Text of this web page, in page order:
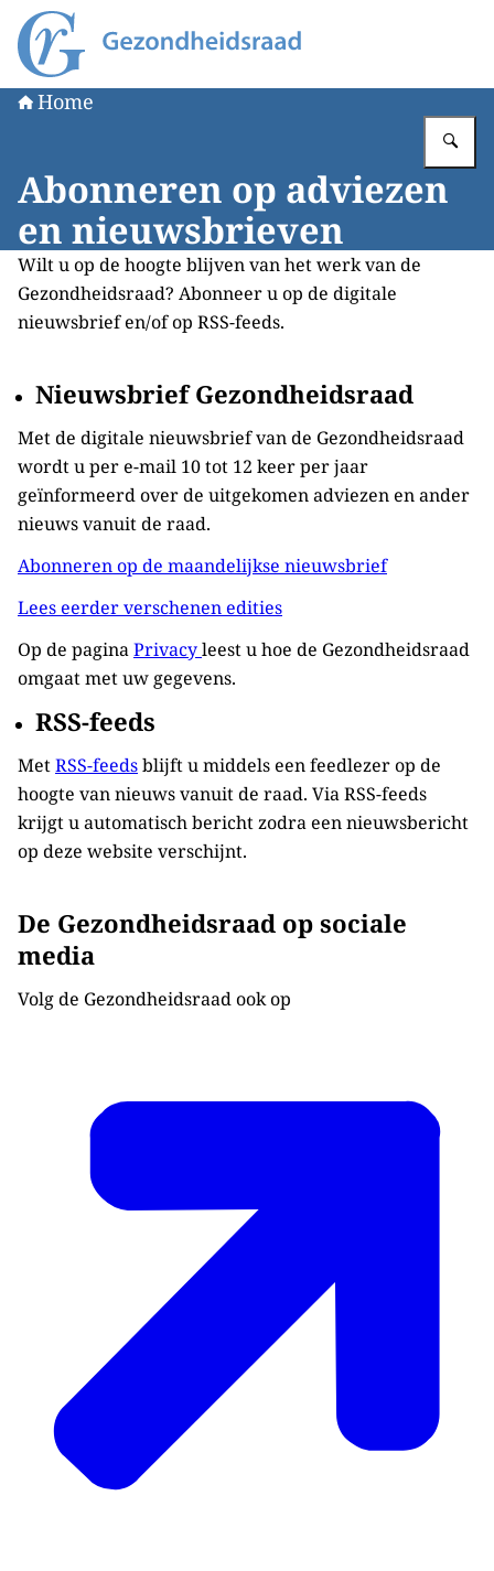
Naar de homepage van Gezondheidsraad
Home
Abonneren op adviezen
en nieuwsbrieven
Wilt u op de hoogte blijven van het werk van de
Gezondheidsraad? Abonneer u op de digitale
nieuwsbrief en/of op RSS-feeds.
​​​​​​Nieuwsbrief Gezondheidsraad
Met de digitale nieuwsbrief van de Gezondheidsraad
wordt u per e-mail 10 tot 12 keer per jaar
geïnformeerd over de uitgekomen adviezen en ander
nieuws vanuit de raad.
Abonneren op de maandelijkse nieuwsbrief
Lees eerder verschenen edities
Op de paginaPrivacyleest u hoe de Gezondheidsraad
omgaat met uw gegevens.
RSS-feeds
MetRSS-feedsblijft u middels een feedlezer op de
hoogte van nieuws vanuit de raad. Via RSS-feeds
krijgt u automatisch bericht zodra een nieuwsbericht
op deze website verschijnt.
De Gezondheidsraad op sociale
media
Volg de Gezondheidsraad ook op